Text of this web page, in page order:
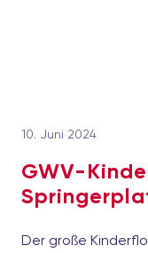
10. Juni 2024
GWV-
Der große